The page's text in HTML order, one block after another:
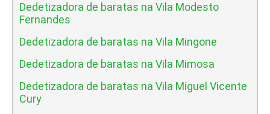
Dedetizadora de baratas na Vila Modesto
Fernandes
Dedetizadora de baratas na Vila Mingone
Dedetizadora de baratas na Vila Mimosa
Dedetizadora de baratas na Vila Miguel Vicente
Cury